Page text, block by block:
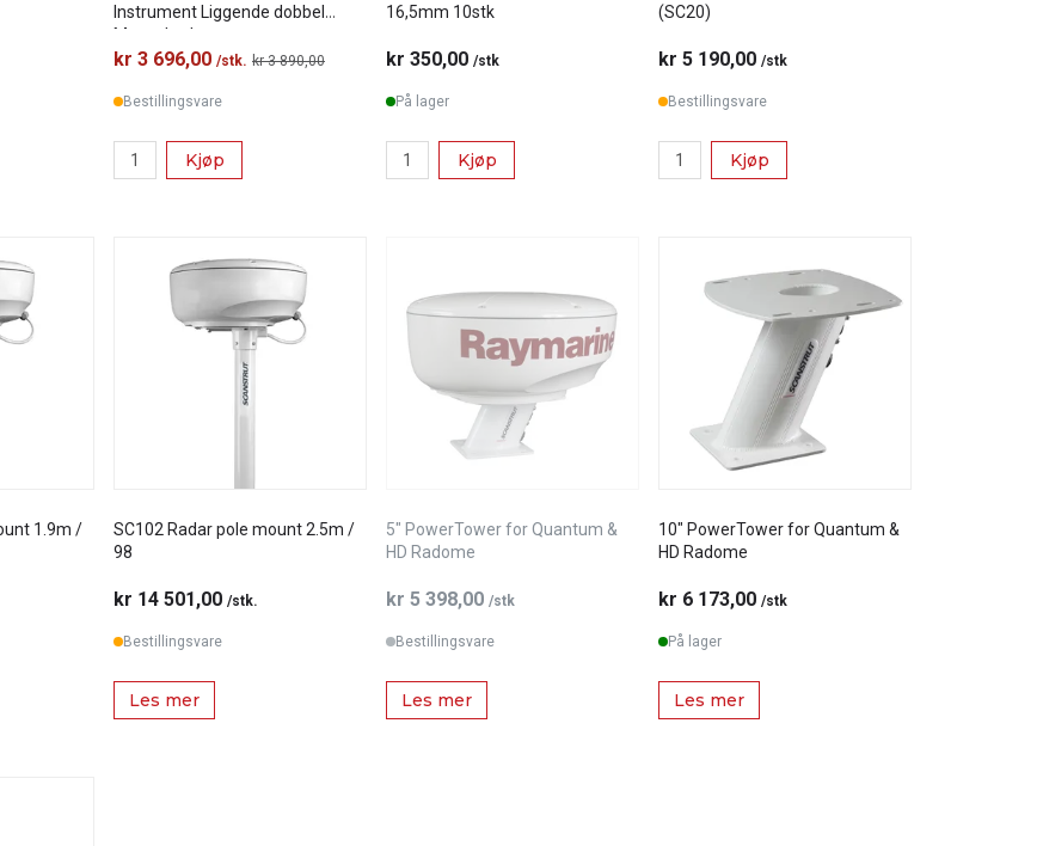
Instrument Liggende dobbel
Maste brakett
kr 3 696,00 /stk. kr 3 890,00
Bestillingsvare
Kjøp
16,5mm 10stk
kr 350,00 /stk
På lager
Kjøp
(SC20)
kr 5 190,00 /stk
Bestillingsvare
Kjøp
1.9m /
SC102 Radar pole mount 2.5m /
98
kr 14 501,00 /stk.
Bestillingsvare
Les mer
5" PowerTower for Quantum &
HD Radome
kr 5 398,00 /stk
Bestillingsvare
Les mer
10" PowerTower for Quantum &
HD Radome
kr 6 173,00 /stk
På lager
Les mer